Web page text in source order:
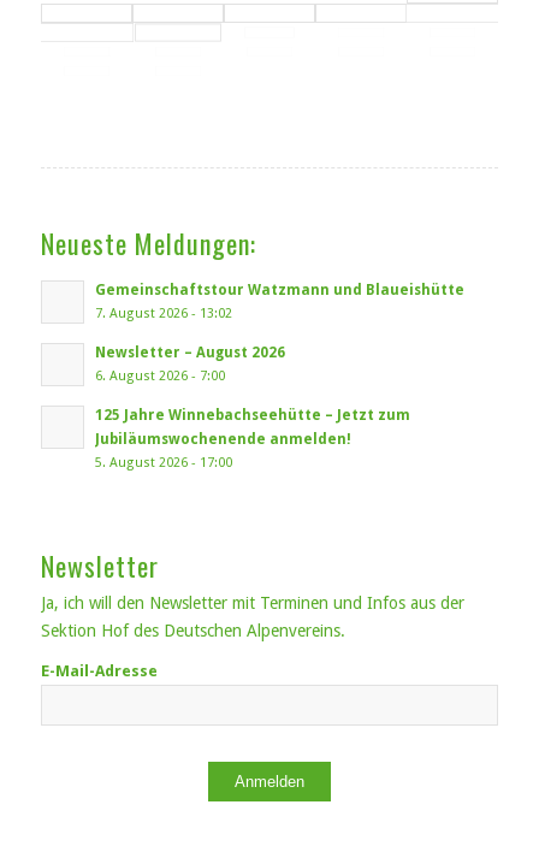
Neueste Meldungen:
Gemeinschaftstour Watzmann und Blaueishütte
7. August 2026 - 13:02
Newsletter – August 2026
6. August 2026 - 7:00
125 Jahre Winnebachseehütte – Jetzt zum
Jubiläumswochenende anmelden!
5. August 2026 - 17:00
Newsletter
Ja, ich will den Newsletter mit Terminen und Infos aus der
Sektion Hof des Deutschen Alpenvereins.
E-Mail-Adresse
Anmelden